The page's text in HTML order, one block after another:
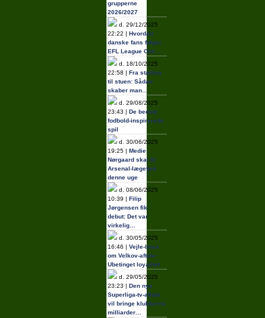
grupperne
2026/2027
d. 29/12/2025
22:22 | Hvordan
danske fans følger
EFL League One…
d. 18/10/2025
22:58 | Fra stadion
til stuen: Sådan
skaber man…
d. 29/08/2025
23:43 | De bedste
fodbold-inspirerede
spil
d. 30/06/2025
19:25 | Medie:
Nørgaard skal til
Arsenal-lægetjek
denne uge
d. 08/06/2025
10:39 | Filip
Jørgensen fik
debut: Det var
virkelig…
d. 30/05/2025
16:46 | Vejle-boss
om Velkov-aftale:
Ubetinget loyalitet
d. 29/05/2025
23:23 | Den nye
Superliga-tv-aftale
vil bringe klubberne
milliarder…